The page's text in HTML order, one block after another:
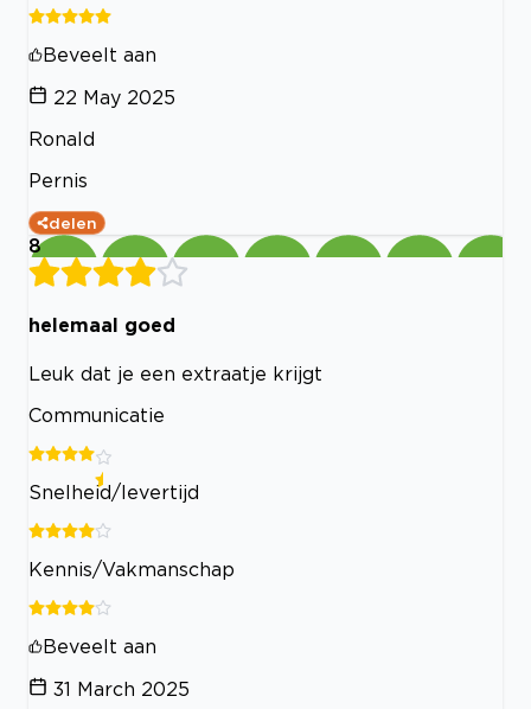
Beveelt aan
22 May 2025
Ronald
Pernis
delen
8
helemaal goed
Leuk dat je een extraatje krijgt
Communicatie
Snelheid/levertijd
Kennis/Vakmanschap
Beveelt aan
31 March 2025